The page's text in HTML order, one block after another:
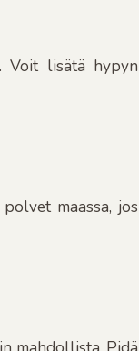
Voit lisätä hypyn
maassa, jos